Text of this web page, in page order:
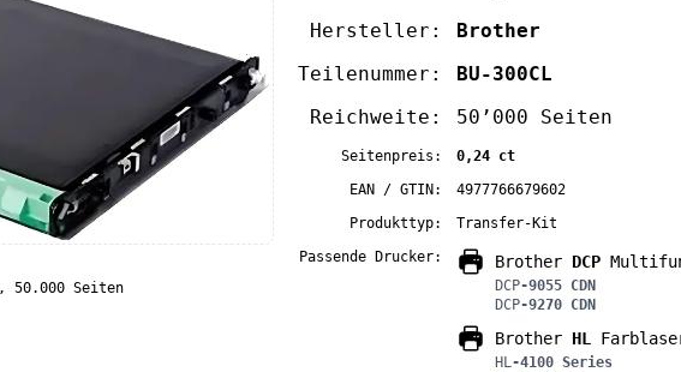
50.000 Seiten
Hersteller:
Brother
Teilenummer:
BU-300CL
Reichweite:
50’000 Seiten
Seitenpreis:
0,24 ct
EAN / GTIN:
4977766679602
Produkttyp:
Transfer-Kit
Passende Drucker:
Brother DCP
DCP-9055 CDN
DCP-9270 CDN
Brother HL
HL-4100 Series